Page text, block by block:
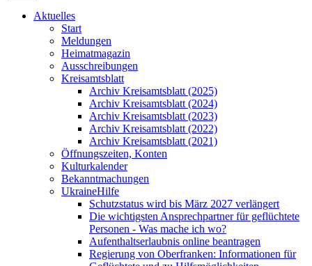
Aktuelles
Start
Meldungen
Heimatmagazin
Ausschreibungen
Kreisamtsblatt
Archiv Kreisamtsblatt (2025)
Archiv Kreisamtsblatt (2024)
Archiv Kreisamtsblatt (2023)
Archiv Kreisamtsblatt (2022)
Archiv Kreisamtsblatt (2021)
Öffnungszeiten, Konten
Kulturkalender
Bekanntmachungen
UkraineHilfe
Schutzstatus wird bis März 2027 verlängert
Die wichtigsten Ansprechpartner für geflüchtete
Personen - Was mache ich wo?
Aufenthaltserlaubnis online beantragen
Regierung von Oberfranken: Informationen für